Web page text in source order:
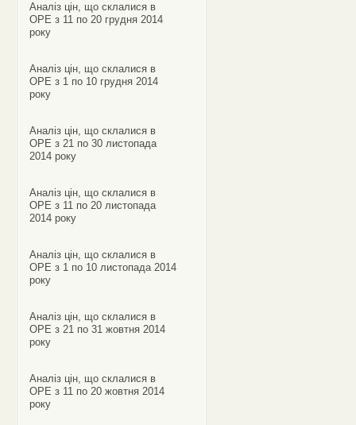
Аналіз цін, що склалися в
ОРЕ з 11 по 20 грудня 2014
року
Аналіз цін, що склалися в
ОРЕ з 1 по 10 грудня 2014
року
Аналіз цін, що склалися в
ОРЕ з 21 по 30 листопада
2014 року
Аналіз цін, що склалися в
ОРЕ з 11 по 20 листопада
2014 року
Аналіз цін, що склалися в
ОРЕ з 1 по 10 листопада 2014
року
Аналіз цін, що склалися в
ОРЕ з 21 по 31 жовтня 2014
року
Аналіз цін, що склалися в
ОРЕ з 11 по 20 жовтня 2014
року